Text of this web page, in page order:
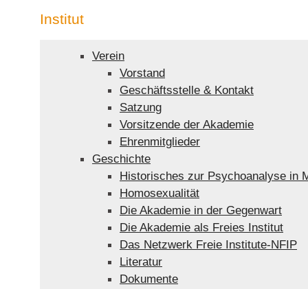
Institut
Verein
Vorstand
Geschäftsstelle & Kontakt
Satzung
Vorsitzende der Akademie
Ehrenmitglieder
Geschichte
Historisches zur Psychoanalyse in
Homosexualität
Die Akademie in der Gegenwart
Die Akademie als Freies Institut
Das Netzwerk Freie Institute-NFIP
Literatur
Dokumente